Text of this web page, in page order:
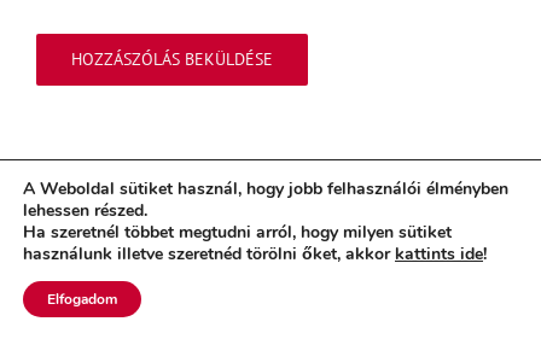
ÁSZF|Adatkezelési Tájékoztató|NAIHengedély|Etikai Kódex
Motor:WordPress
A Weboldal sütiket használ, hogy jobb felhasználói élményben
lehessen részed.
Ha szeretnél többet megtudni arról, hogy milyen sütiket
használunk illetve szeretnéd törölni őket, akkor kattints ide!
Elfogadom